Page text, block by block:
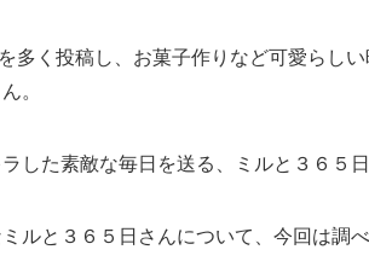
多く投稿し、お菓子作りなど可愛らし
。
した素敵な毎日を送る、ミルと３６５
ルと３６５日さんについて、今回は調